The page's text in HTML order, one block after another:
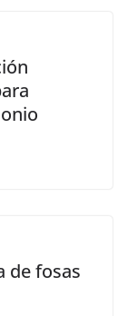
de fosas